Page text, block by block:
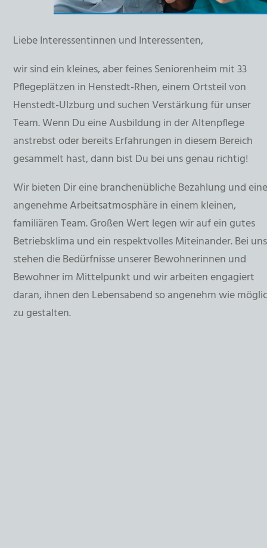
Liebe Interessentinnen und Interessenten,
wir sind ein kleines, aber feines Seniorenheim mit 33
Pflegeplätzen in Henstedt-Rhen, einem Ortsteil von
Henstedt-Ulzburg und suchen Verstärkung für unser
Team. Wenn Du eine Ausbildung in der Altenpflege
anstrebst oder bereits Erfahrungen in diesem Bereich
gesammelt hast, dann bist Du bei uns genau richtig!
Wir bieten Dir eine branchenübliche Bezahlung und
angenehme Arbeitsatmosphäre in einem kleinen,
familiären Team. Großen Wert legen wir auf ein gutes
Betriebsklima und ein respektvolles Miteinander. Bei uns
stehen die Bedürfnisse unserer Bewohnerinnen und
Bewohner im Mittelpunkt und wir arbeiten engagiert
daran, ihnen den Lebensabend so angenehm wie
zu gestalten.